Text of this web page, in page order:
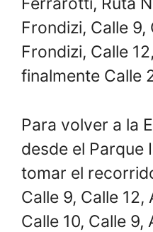
Frondizi, Calle
Frondizi, Calle
finalmente Calle
Para volver a la
desde el Parque
tomar el
Calle 9, Calle
Calle 10, Calle